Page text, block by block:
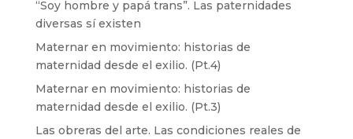
“Soy hombre y papá trans”. Las paternidades
diversas sí existen
Maternar en movimiento: historias de
maternidad desde el exilio. (Pt.4)
Maternar en movimiento: historias de
maternidad desde el exilio. (Pt.3)
Las obreras del arte. Las condiciones reales de